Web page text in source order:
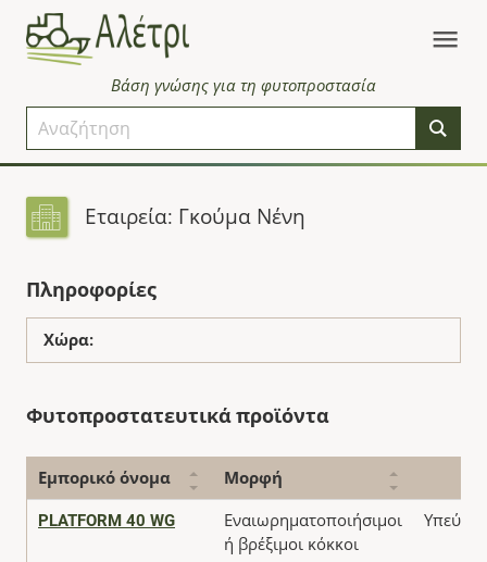
Βάση γνώσης για τη φυτοπροστασία
Εταιρεία: Γκούμα Νένη
Πληροφορίες
Χώρα:
Φυτοπροστατευτικά προϊόντα
Εμπορικό όνομα Μορφή
PLATFORM 40 WG
Εναιωρηματοποιήσιμοι
ή βρέξιμοι κόκκοι